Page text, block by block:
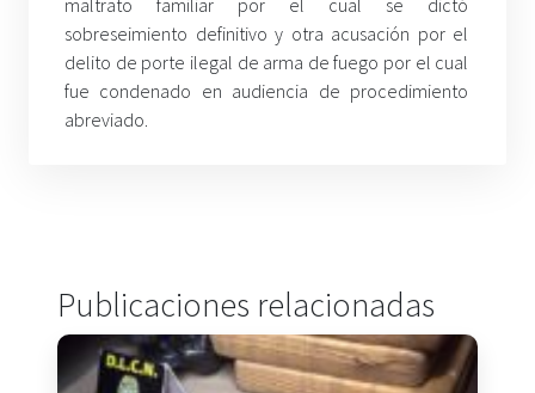
sobreseimiento definitivo y otra acusación por el
delito de porte ilegal de arma de fuego por el cual
fue condenado en audiencia de procedimiento
abreviado.
Publicaciones relacionadas